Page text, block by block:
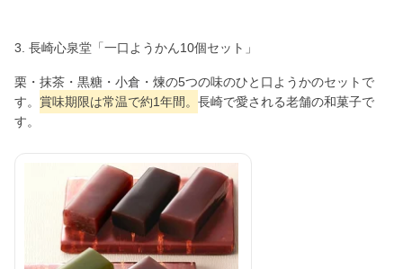
3. 長崎心泉堂「一口ようかん10個セット」
栗・抹茶・黒糖・小倉・煉の5つの味のひと口ようかのセットで
す。 賞味期限は常温で約1年間。 長崎で愛される老舗の和菓子で
す。